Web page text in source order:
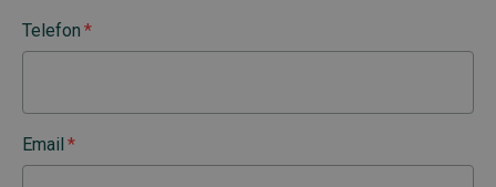
Telefon *
Email *